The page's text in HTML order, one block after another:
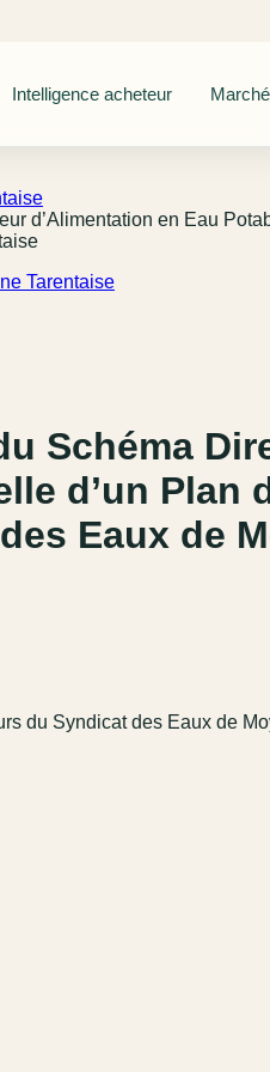
Intelligence acheteur
d’Alimentation en Eau
Tarentaise
Schéma
d’un Plan
Eaux de
du Syndicat des Eaux de